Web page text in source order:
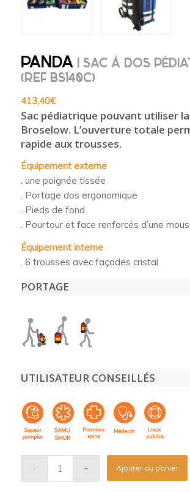
PANDA| SAC À DOS
(REF BS140C)
413,40€
Sac pédiatrique pouvant utiliser
Broselow. L’ouverture totale
rapide aux trousses.
Équipement externe
. une poignée tissée
. Portage dos ergonomique
. Pieds de fond
. Pourtour et face renforcés d’une
Équipement interne
. 6 trousses avec façades cristal
PORTAGE
UTILISATEUR CONSEILLÉS
Ajouter au panier